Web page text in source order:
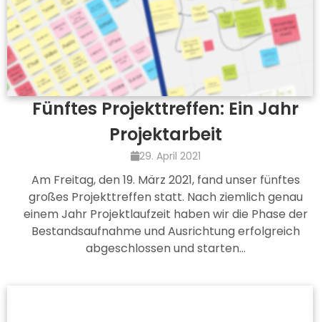
Fünftes Projekttreffen: Ein Jahr
Projektarbeit
29. April 2021
Am Freitag, den 19. März 2021, fand unser fünftes
großes Projekttreffen statt. Nach ziemlich genau
einem Jahr Projektlaufzeit haben wir die Phase der
Bestandsaufnahme und Ausrichtung erfolgreich
abgeschlossen und starten…